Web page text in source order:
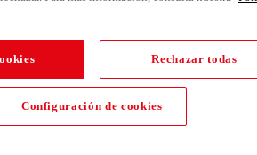
Rechazar todas
Configuración de cookies